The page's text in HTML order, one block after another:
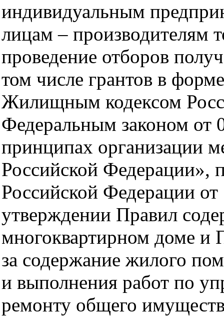
индивидуальным
лицам – производителям
проведение отборов
том числе грантов в
Жилищным кодексом
Федеральным законом
принципах организации
Российской Федерации»,
Российской Федерации
утверждении Правил
многоквартирном доме и
за содержание жилого
и выполнения работ по
ремонту общего